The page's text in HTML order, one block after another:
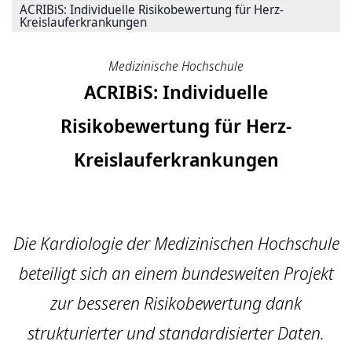
Seite
Drucken
ACRIBiS: Individuelle Risikobewertung für Herz-
Kreislauferkrankungen
Medizinische Hochschule
ACRIBiS: Individuelle
Risikobewertung für Herz-
Kreislauferkrankungen
Die Kardiologie der Medizinischen Hochschule
beteiligt sich an einem bundesweiten Projekt
zur besseren Risikobewertung dank
strukturierter und standardisierter Daten.